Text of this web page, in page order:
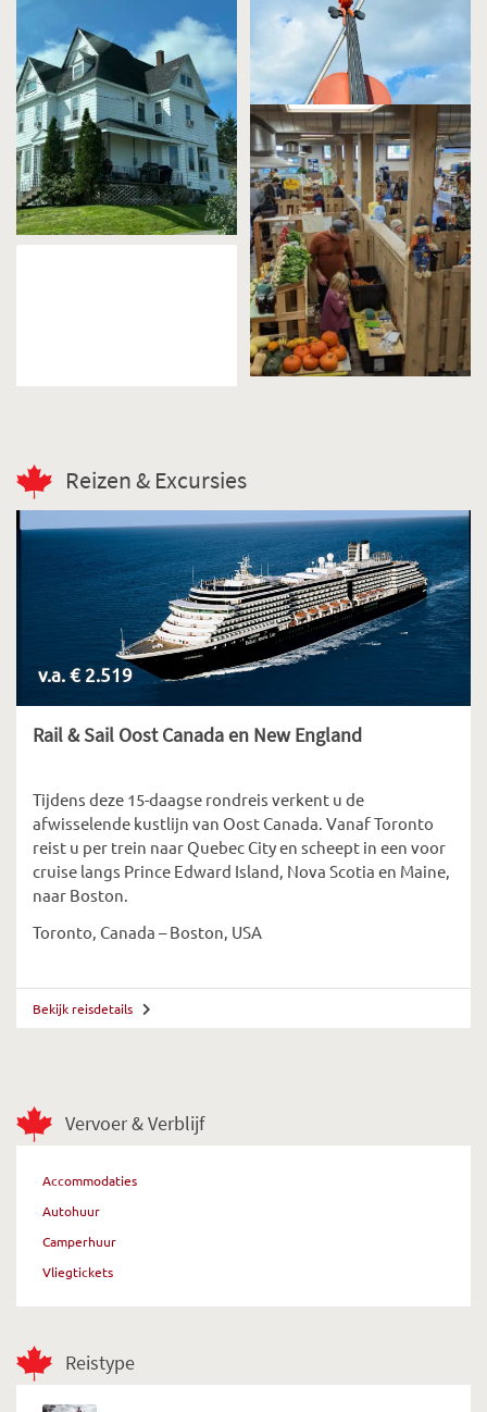
Vervoer & Verblijf
Accommodaties
Autohuur
Camperhuur
Vliegtickets
Reistype
Reizen & Excursies
v.a. € 2.519
Rail & Sail Oost Canada en New England
Tijdens deze 15-daagse rondreis verkent u de
afwisselende kustlijn van Oost Canada. Vanaf Toronto
reist u per trein naar Quebec City en scheept in een voor
cruise langs Prince Edward Island, Nova Scotia en Maine,
naar Boston.
Toronto, Canada – Boston, USA
Bekijk reisdetails